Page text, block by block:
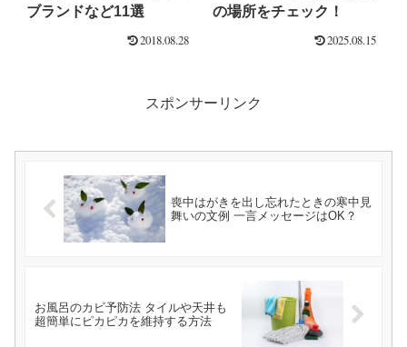
ブランドなど11選
2018.08.28
の場所をチェック！
2025.08.15
スポンサーリンク
喪中はがきを出し忘れたときの寒中見
舞いの文例 一言メッセージはOK？
お風呂のカビ予防法 タイルや天井も
超簡単にピカピカを維持する方法